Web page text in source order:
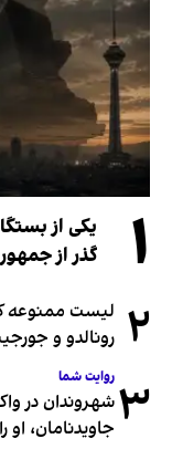
۱
یکی از
گذر از
۲ رونالدو و
۳ روایت شما
شهروندان در
جاویدنامان، او